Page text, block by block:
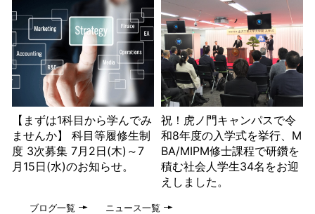
【まずは1科目から学んでみ
ませんか】 科目等履修生制
度 3次募集 7月2日(木)～7
月15日(水)のお知らせ。
祝！虎ノ門キャンパスで令
和8年度の入学式を挙行、M
BA/MIPM修士課程で研鑽を
積む社会人学生34名をお迎
えしました。
ブログ一覧 ニュース一覧